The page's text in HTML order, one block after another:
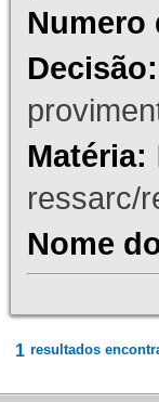
Numero
Decisão:
Matéria:
ressarc/
Nome
1 resultados